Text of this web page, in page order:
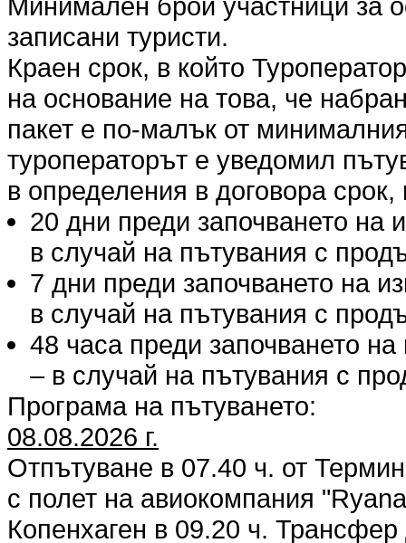
записани туристи.
Краен срок, в който
на основание на това, че
пакет е по-малък от
туроператорът е уведомил
в определения в договора
20 дни преди започването на
в случай на пътувания с
7 дни преди започването на
в случай на пътувания с
48 часа преди започването
– в случай на пътувания с
Програма на пътуването:
08.08.2026 г.
Отпътуване в 07.40 ч. от
с полет на авиокомпания
Копенхаген в 09.20 ч. Трансфер